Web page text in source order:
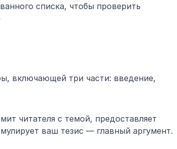
списка, чтобы проверить
включающей три части: введение,
читателя с темой, предоставляет
ваш тезис — главный аргумент.